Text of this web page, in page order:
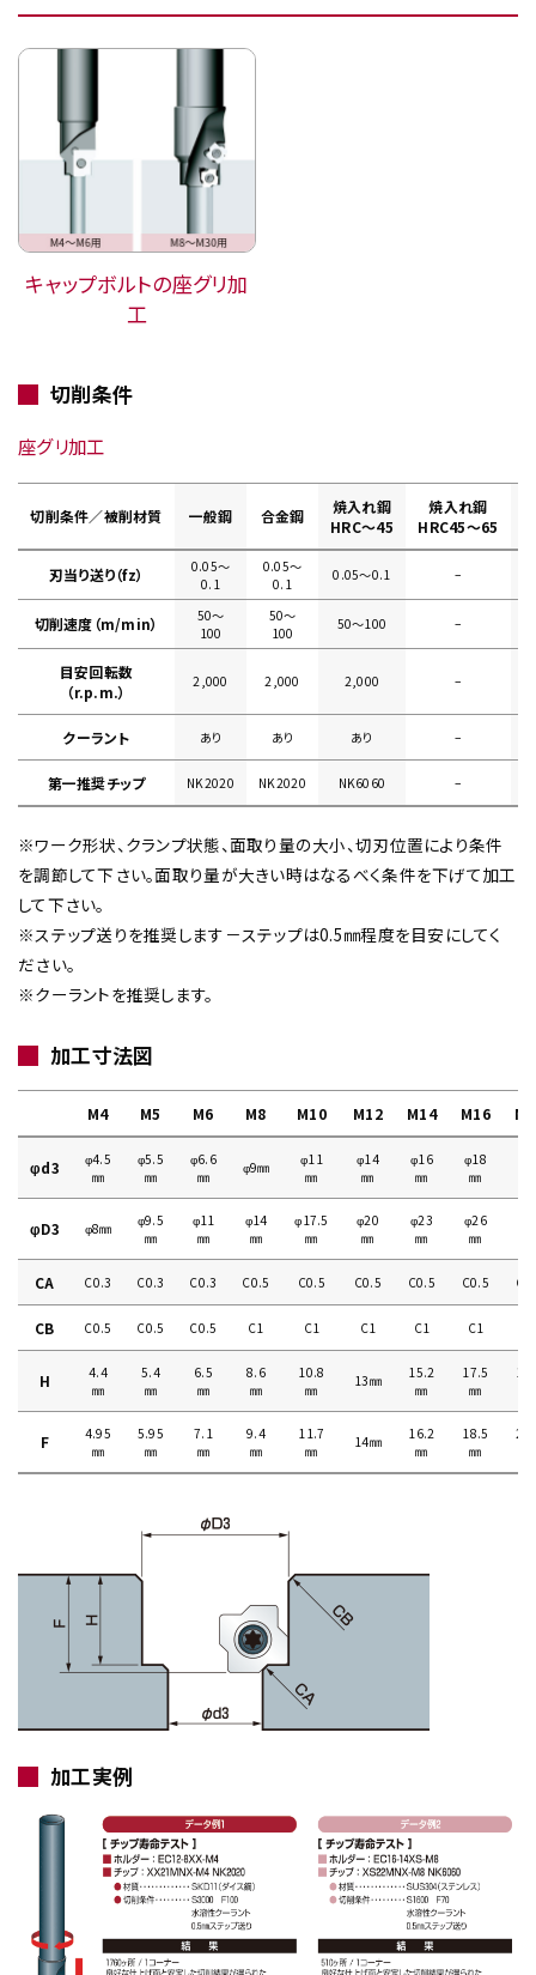
キャップボルトの座グリ加
工
切削条件
座グリ加工
切削条件／被削材質 一般鋼 合金鋼
焼入れ鋼
HRC～45
焼入れ鋼
HRC45～65
刃当り送り（fz）
0.05〜
0.1
0.05〜
0.1
0.05〜0.1 –
切削速度（m/min）
50〜
100
50〜
100
50〜100 –
目安回転数
（r.p.m.）
2,000 2,000 2,000 –
クーラント あり あり あり –
第一推奨チップ NK2020 NK2020 NK6060 –
※ワーク形状、クランプ状態、面取り量の大小、切刃位置により条件
を調節して下さい。面取り量が大きい時はなるべく条件を下げて加工
して下さい。
※ステップ送りを推奨します－ステップは0.5㎜程度を目安にしてく
ださい。
※クーラントを推奨します。
加工寸法図
M4 M5 M6 M8 M10 M12 M14 M16
φd3
φ4.5
㎜
φ5.5
㎜
φ6.6
㎜
φ9㎜
φ11
㎜
φ14
㎜
φ16
㎜
φ18
㎜
φD3 φ8㎜
φ9.5
㎜
φ11
㎜
φ14
㎜
φ17.5
㎜
φ20
㎜
φ23
㎜
φ26
㎜
CA C0.3 C0.3 C0.3 C0.5 C0.5 C0.5 C0.5 C0.5
CB C0.5 C0.5 C0.5 C1 C1 C1 C1 C1
H
4.4
㎜
5.4
㎜
6.5
㎜
8.6
㎜
10.8
㎜
13㎜
15.2
㎜
17.5
㎜
F
4.95
㎜
5.95
㎜
7.1
㎜
9.4
㎜
11.7
㎜
14㎜
16.2
㎜
18.5
㎜
加工実例